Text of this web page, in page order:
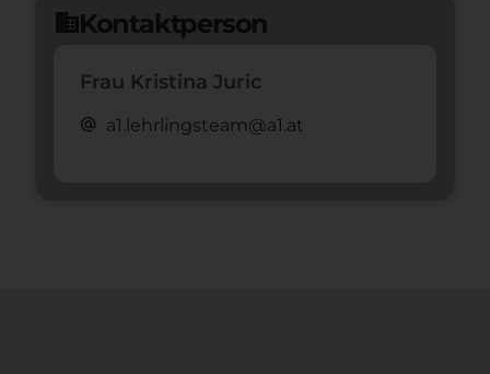
domainKontaktperson
Frau Kristina Juric
alternate_email a1.lehrlingsteam@a1.at